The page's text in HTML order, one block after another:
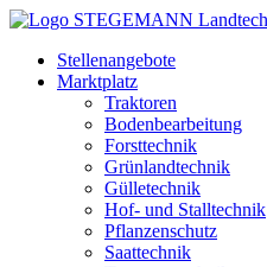
Zum
springenStellenangebote
Marktplatz
Traktoren
Bodenbearbeitung
Forsttechnik
Grünlandtechnik
Gülletechnik
Hof- und Stalltechnik
Pflanzenschutz
Saattechnik